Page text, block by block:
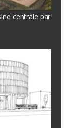
centrale par